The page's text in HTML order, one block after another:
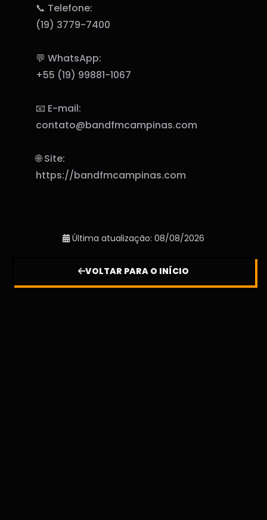
📞 Telefone:
(19) 3779-7400
💬 WhatsApp:
+55 (19) 99881-1067
📧 E-mail:
contato@bandfmcampinas.com
🌐 Site:
https://bandfmcampinas.com
Última atualização: 08/08/2026
VOLTAR PARA O INÍCIO